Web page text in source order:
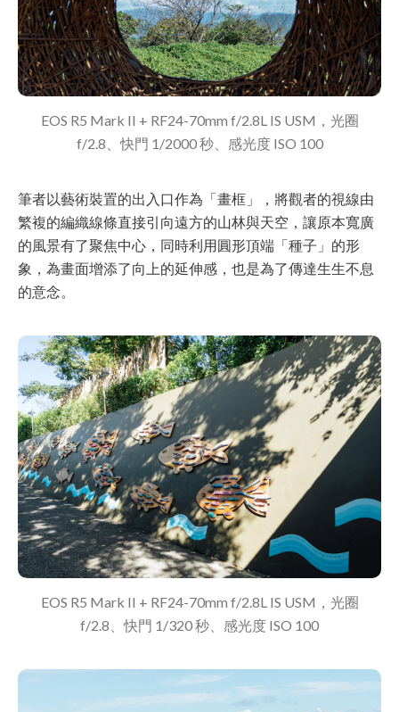
EOS R5 Mark II + RF24-70mm f/2.8L IS USM，光圈
f/2.8、快門 1/2000 秒、感光度 ISO 100
筆者以藝術裝置的出入口作為「畫框」，將觀者的視線由
繁複的編織線條直接引向遠方的山林與天空，讓原本寬廣
的風景有了聚焦中心，同時利用圓形頂端「種子」的形
象，為畫面增添了向上的延伸感，也是為了傳達生生不息
的意念。
EOS R5 Mark II + RF24-70mm f/2.8L IS USM，光圈
f/2.8、快門 1/320 秒、感光度 ISO 100